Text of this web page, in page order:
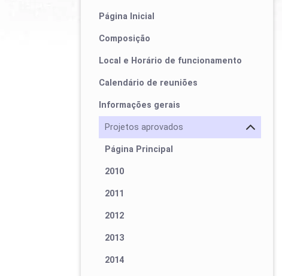
Página Inicial
Composição
Local e Horário de funcionamento
Calendário de reuniões
Informações gerais
Projetos aprovados
Página Principal
2010
2011
2012
2013
2014